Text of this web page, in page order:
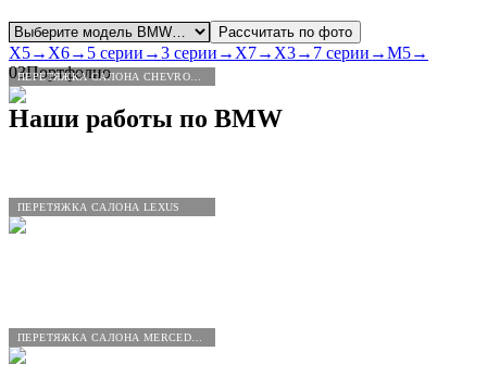
ПЕРЕТЯЖКА САЛОНА LEXUS
Рассчитать по фото
X5→X6→ 5 серии →3 серии →X7→X3→ 7 серии →M5→
03Портфолио
Наши работы по BMW